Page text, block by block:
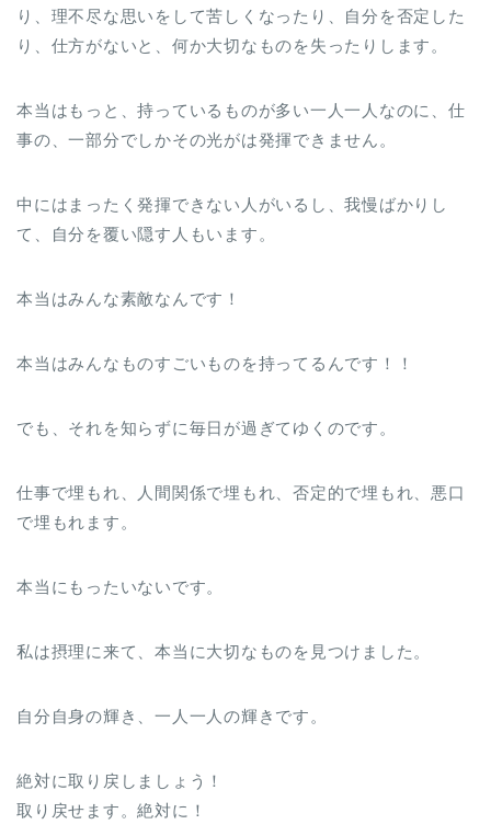
り、理不尽な思いをして苦しくなったり、自分を否定した
り、仕方がないと、何か大切なものを失ったりします。
本当はもっと、持っているものが多い一人一人なのに、仕
事の、一部分でしかその光がは発揮できません。
中にはまったく発揮できない人がいるし、我慢ばかりし
て、自分を覆い隠す人もいます。
本当はみんな素敵なんです！
本当はみんなものすごいものを持ってるんです！！
でも、それを知らずに毎日が過ぎてゆくのです。
仕事で埋もれ、人間関係で埋もれ、否定的で埋もれ、悪口
で埋もれます。
本当にもったいないです。
私は摂理に来て、本当に大切なものを見つけました。
自分自身の輝き、一人一人の輝きです。
絶対に取り戻しましょう！
取り戻せます。絶対に！